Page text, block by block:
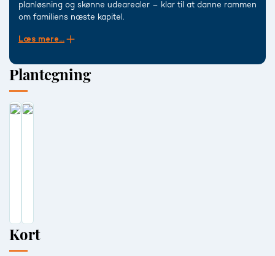
planløsning og skønne udearealer – klar til at danne rammen
om familiens næste kapitel.
Læs mere...
Plantegning
Kort